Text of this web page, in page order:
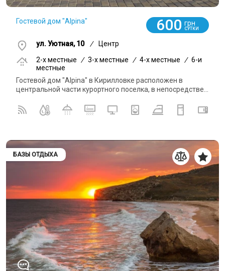
Гостевой дом "Alpina" 600 грн
СУТКИ
ул. Уютная, 10 /
Центр
2-x местные
/ 3-x местные / 4-x местные / 6-и
местные
Гостевой дом "Alpina" в Кирилловке расположен в
центральной части курортного поселка, в непосредстве...
БАЗЫ ОТДЫХА